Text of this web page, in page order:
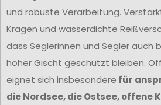
und robuste Verarbeitung.
Kragen und wasserdichte
dass Seglerinnen und Segler auch
hoher Gischt geschützt bleiben.
eignet sich insbesondere für
die Nordsee, die Ostsee, offene